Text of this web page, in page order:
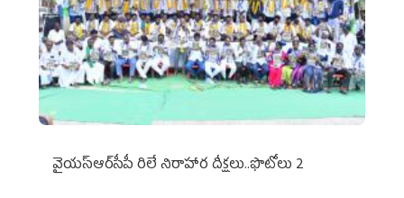
వైయ‌స్ఆర్‌సీపీ రిలే నిరాహార దీక్షలు..ఫొటోలు 2